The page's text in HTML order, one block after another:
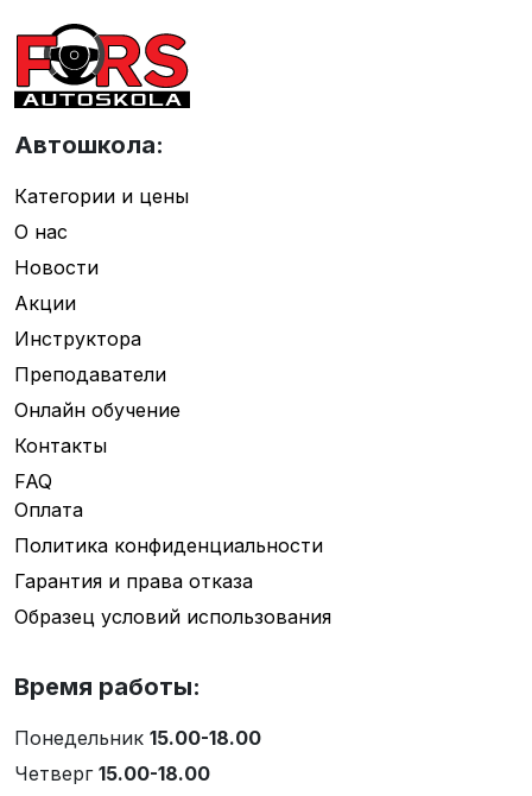
Автошкола:
Категории и цены
О нас
Новости
Акции
Инструктора
Преподаватели
Онлайн обучение
Контакты
FAQ
Оплата
Политика конфиденциальности
Гарантия и права отказа
Образец условий использования
Время работы:
Понедельник 15.00-18.00
Четверг 15.00-18.00